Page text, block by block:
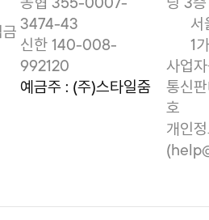
농협 355-0007-
3474-43
신한 140-008-
992120
예금주 : (주)스타일줌
딩 3층
서
1
사업
통신
호
개인